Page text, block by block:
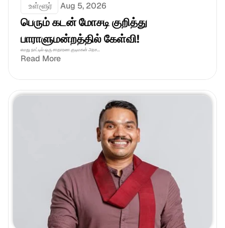
உள்ளூர் Aug 5, 2026
பெரும் கடன் மோசடி குறித்து
பாராளுமன்றத்தில் கேள்வி!
எமது நாட்டில் ஒரு சாதாரண குடிமகன் அரச...
Read More